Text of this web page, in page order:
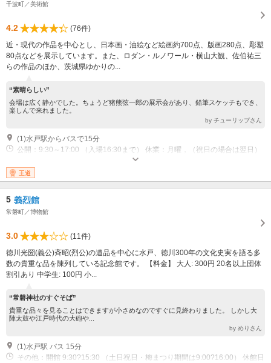
千波町／美術館
4.2
(76件)
近・現代の作品を中心とし、日本画・油絵など絵画約700点、版画280点、彫塑
80点などを展示しています。また、ロダン・ルノワール・横山大観、佐伯祐三
らの作品のほか、茨城県ゆかりの...
“素晴らしい”
会場は広く静かでした。ちょうど猪熊弦一郎の展示会があり、鉛筆スケッチもでき、
楽しんで来れました。
by チューリップさん
(1)水戸駅からバスで15分
公開：9:30～17:00 （入場16:30まで） 休業：月曜，（祝日の場合は翌日）
王道
5 義烈館
常磐町／博物館
3.0
(11件)
徳川光圀(義公)斉昭(烈公)の遺品を中心に水戸、徳川300年の文化史実を語る多
数の貴重な品を陳列している記念館です。 【料金】 大人: 300円 20名以上団体
割引あり 中学生: 100円 小...
“常磐神社のすぐそば”
貴重な品々を見ることはできますが小さめなのですぐに見終わりました。 しかし大
陣太鼓や江戸時代の大砲や...
by めりさん
(1)水戸駅 バス 15分
その他：開館 9:30?15:30 （土日祝日・梅まつり期間は9:00?16:00） 休館日